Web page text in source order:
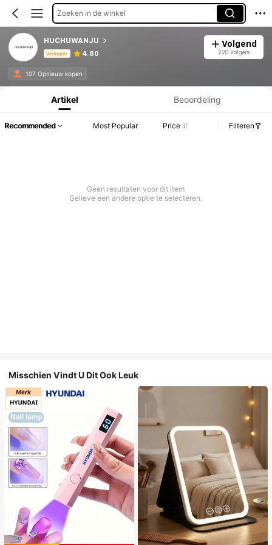
Zoeken in de winkel
HUCHUWANJU
Verkoper 4.80
Volgend
220 Volgers
107 Opnieuw kopen
Productinformatie: Prijsopenbaring, Verkoop- en Voorraadgegevens.
Artikel Beoordeling
Recommended Most Popular Price Filteren
Geen resultaten voor dit item
Gelieve een andere optie te selecteren.
Misschien Vindt U Dit Ook Leuk